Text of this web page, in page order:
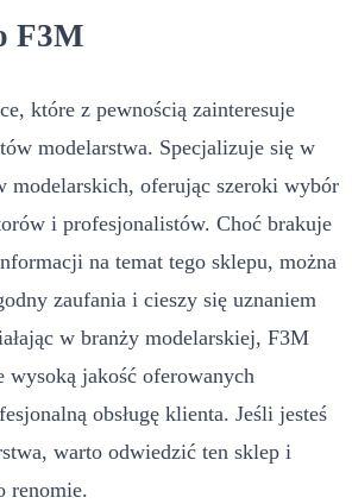
F3M
które z pewnością zainteresuje
modelarstwa. Specjalizuje się w
modelarskich, oferując szeroki wybór
i profesjonalistów. Choć brakuje
na temat tego sklepu, można
zaufania i cieszy się uznaniem
w branży modelarskiej, F3M
wysoką jakość oferowanych
obsługę klienta. Jeśli jesteś
warto odwiedzić ten sklep i
renomie.